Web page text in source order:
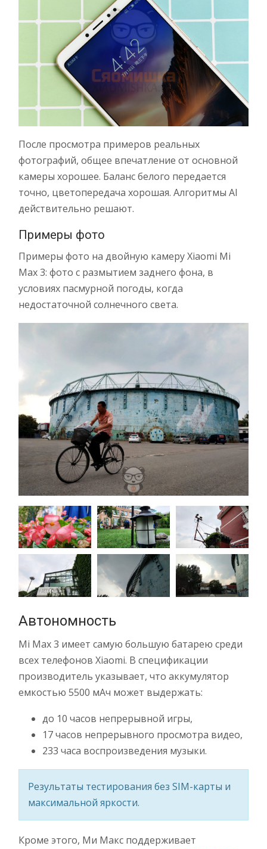
После просмотра примеров реальных
фотографий, общее впечатление от основной
камеры хорошее. Баланс белого передается
точно, цветопередача хорошая. Алгоритмы AI
действительно решают.
Примеры фото
Примеры фото на двойную камеру Xiaomi Mi
Max 3: фото с размытием заднего фона, в
условиях пасмурной погоды, когда
недостаточной солнечного света.
Автономность
Mi Max 3 имеет самую большую батарею среди
всех телефонов Xiaomi. В спецификации
производитель указывает, что аккумулятор
емкостью 5500 мАч может выдержать:
до 10 часов непрерывной игры,
17 часов непрерывного просмотра видео,
233 часа воспроизведения музыки.
Результаты тестирования без SIM-карты и
максимальной яркости.
Кроме этого, Ми Макс поддерживает